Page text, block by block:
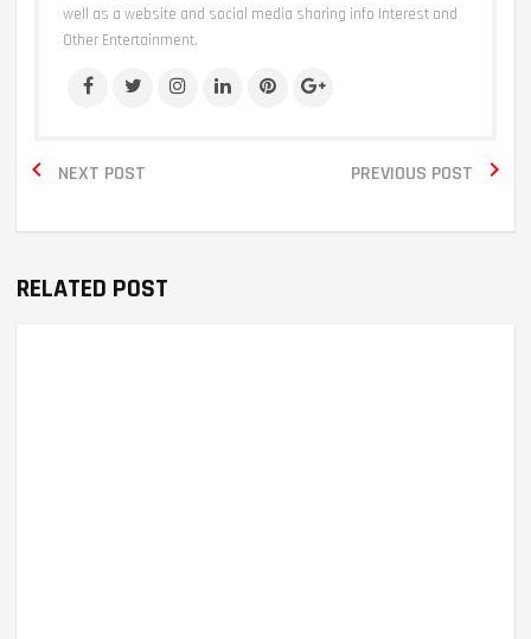
well as a website and social media sharing info Interest and
Other Entertainment.
NEXT POST
 PREVIOUS POST 
RELATED POST